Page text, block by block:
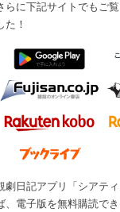
らに下記サイトでもご
た！
劇日記アプリ「シアテ
、電子版を無料購読でき